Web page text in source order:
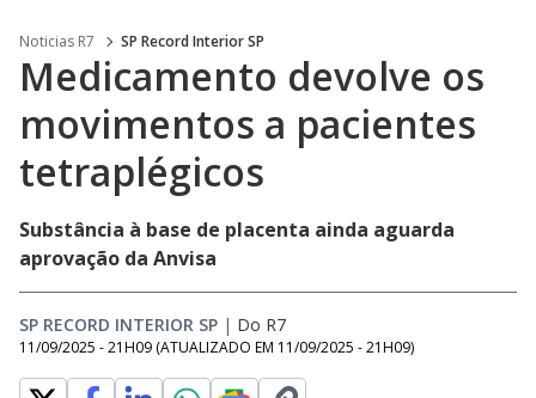
Noticias R7 SP Record Interior SP
Medicamento devolve os
movimentos a pacientes
tetraplégicos
Substância à base de placenta ainda aguarda
aprovação da Anvisa
SP RECORD INTERIOR SP | Do R7
11/09/2025 - 21H09 (ATUALIZADO EM 11/09/2025 - 21H09)